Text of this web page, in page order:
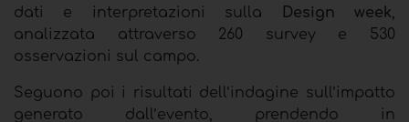
dati e interpretazioni sulla
Design week
analizzata attraverso 260 survey e 530
osservazioni sul campo.
Seguono poi i risultati dell’indagine sull’impatto
generato dall’evento, prendendo in